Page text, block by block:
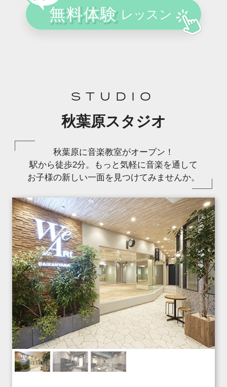
STUDIO
秋葉原スタジオ
秋葉原に音楽教室がオープン！
駅から徒歩2分。もっと気軽に音楽を通して
お子様の新しい一面を見つけてみませんか。